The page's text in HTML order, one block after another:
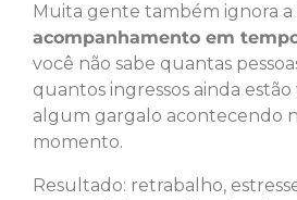
Muita gente também ignora
acompanhamento em
você não sabe quantas
quantos ingressos ainda estão
algum gargalo acontecendo
momento.
Resultado: retrabalho,